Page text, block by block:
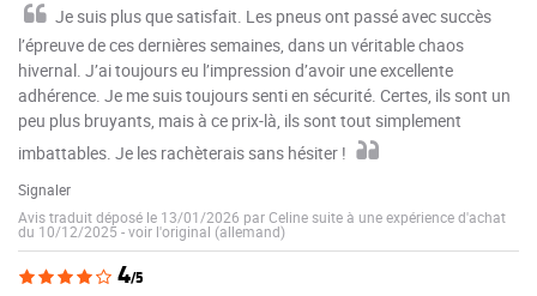
Je suis plus que satisfait. Les pneus ont passé avec succès
l’épreuve de ces dernières semaines, dans un véritable chaos
hivernal. J’ai toujours eu l’impression d’avoir une excellente
adhérence. Je me suis toujours senti en sécurité. Certes, ils sont un
peu plus bruyants, mais à ce prix-là, ils sont tout simplement
imbattables. Je les rachèterais sans hésiter !
Signaler
Avis traduit déposé le 13/01/2026 par Celine suite à une expérience d'achat
du 10/12/2025 -voir l'original (allemand)
4/5